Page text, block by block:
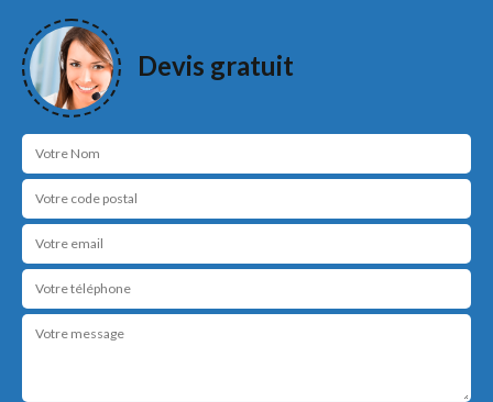
Devis gratuit